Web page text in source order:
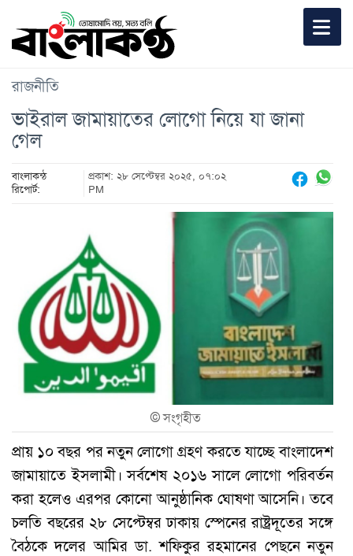
রাজনীতি
ভাইরাল জামায়াতের লোগো নিয়ে যা জানা
গেল
বাংলাকন্ঠ
রিপোর্ট:
প্রকাশ: ২৮ সেপ্টেম্বর ২০২৫, ০৭:০২
PM
©সংগৃহীত
প্রায় ১০ বছর পর নতুন লোগো গ্রহণ করতে যাচ্ছে বাংলাদেশ
জামায়াতে ইসলামী। সর্বশেষ ২০১৬ সালে লোগো পরিবর্তন
করা হলেও এরপর কোনো আনুষ্ঠানিক ঘোষণা আসেনি। তবে
চলতি বছরের ২৮ সেপ্টেম্বর ঢাকায় স্পেনের রাষ্ট্রদূতের সঙ্গে
বৈঠকে দলের আমির ডা. শফিকুর রহমানের পেছনে নতুন